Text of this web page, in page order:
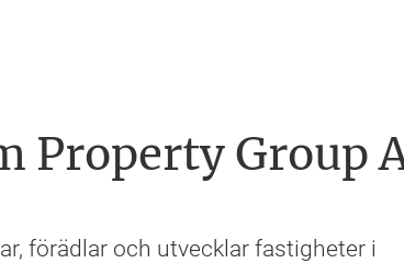
Property Group
förädlar och utvecklar fastigheter i